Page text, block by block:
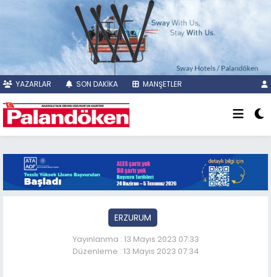
YAZARLAR SON DAKİKA MANŞETLER
ERZURUM
Yayınlanma : 13 Mayıs 2023 07:33
Düzenleme : 13 Mayıs 2023 07:34